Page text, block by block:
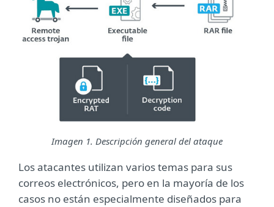
Imagen 1. Descripción general del ataque
Los atacantes utilizan varios temas para sus
correos electrónicos, pero en la mayoría de los
casos no están especialmente diseñados para